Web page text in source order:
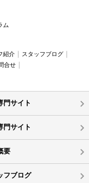
ム
紹介
スタッフブログ
合せ
門サイト
門サイト
要
フブログ